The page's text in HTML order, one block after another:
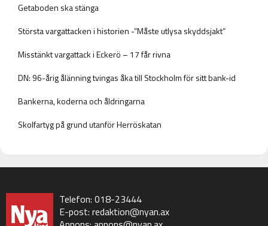
Getaboden ska stänga
Största vargattacken i historien -”Måste utlysa skyddsjakt”
Misstänkt vargattack i Eckerö – 17 får rivna
DN: 96-årig ålänning tvingas åka till Stockholm för sitt bank-id
Bankerna, koderna och åldringarna
Skolfartyg på grund utanför Herröskatan
Telefon: 018-23444
E-post: redaktion@nyan.ax